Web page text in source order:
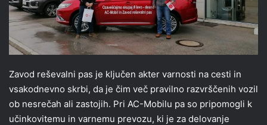
Zavod reševalni pas je ključen akter varnosti na cesti in
vsakodnevno skrbi, da je čim več pravilno razvrščenih vozil
ob nesrečah ali zastojih. Pri AC-Mobilu pa so pripomogli k
učinkovitemu in varnemu prevozu, ki je za delovanje